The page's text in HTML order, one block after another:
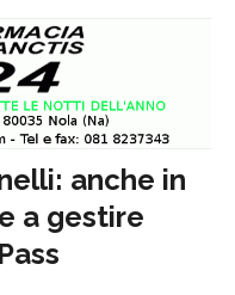
anche in
a gestire